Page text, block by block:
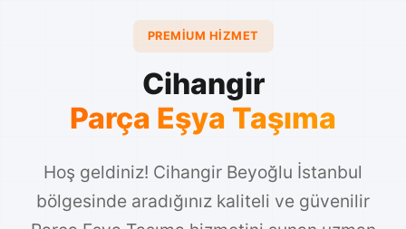
PREMIUM HIZMET
Cihangir
Parça Eşya Taşıma
Hoş geldiniz! Cihangir Beyoğlu İstanbul
bölgesinde aradığınız kaliteli ve güvenilir
Parça Eşya Taşıma hizmetini sunan uzman